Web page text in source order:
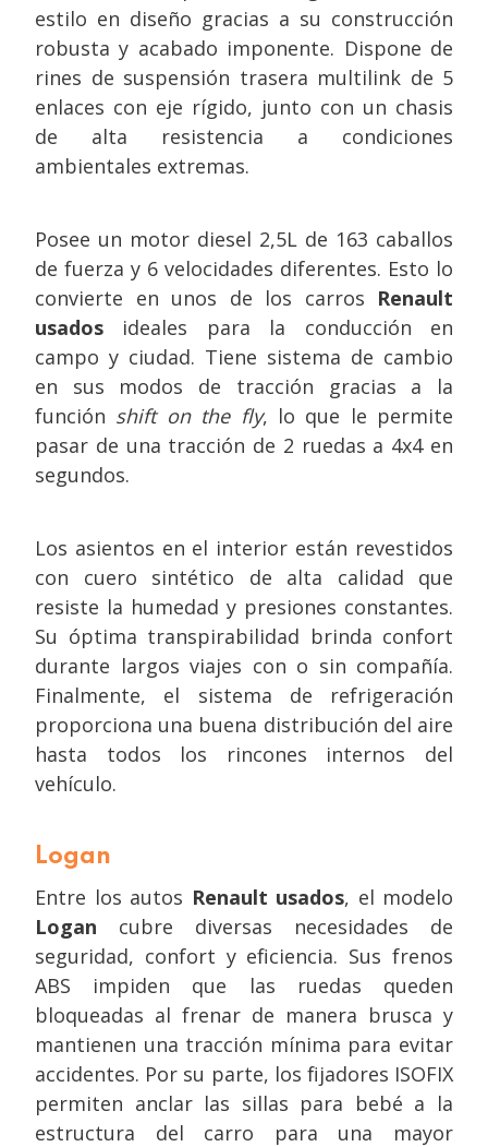
estilo en diseño gracias a su construcción
robusta y acabado imponente. Dispone de
rines de suspensión trasera multilink de 5
enlaces con eje rígido, junto con un chasis
de alta resistencia a condiciones
ambientales extremas.
Posee un motor diesel 2,5L de 163 caballos
de fuerza y 6 velocidades diferentes. Esto lo
convierte en unos de los carros Renault
usados ideales para la conducción en
campo y ciudad. Tiene sistema de cambio
en sus modos de tracción gracias a la
función shift on the fly, lo que le permite
pasar de una tracción de 2 ruedas a 4x4 en
segundos.
Los asientos en el interior están revestidos
con cuero sintético de alta calidad que
resiste la humedad y presiones constantes.
Su óptima transpirabilidad brinda confort
durante largos viajes con o sin compañía.
Finalmente, el sistema de refrigeración
proporciona una buena distribución del aire
hasta todos los rincones internos del
vehículo.
Logan
Entre los autos Renault usados, el modelo
Logan cubre diversas necesidades de
seguridad, confort y eficiencia. Sus frenos
ABS impiden que las ruedas queden
bloqueadas al frenar de manera brusca y
mantienen una tracción mínima para evitar
accidentes. Por su parte, los fijadores ISOFIX
permiten anclar las sillas para bebé a la
estructura del carro para una mayor